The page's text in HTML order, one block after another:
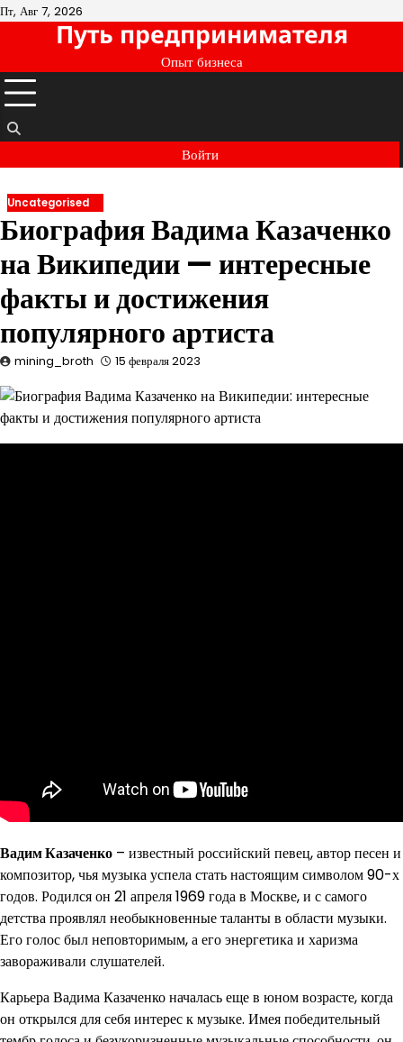
Перейти
содержимому
Пт, Авг 7, 2026
Путь предпринимателя
Опыт бизнеса
Войти
Uncategorised
Биография Вадима Казаченко
на Википедии — интересные
факты и достижения
популярного артиста
mining_broth 15 февраля 2023
Вадим Казаченко – известный российский певец, автор песен и
композитор, чья музыка успела стать настоящим символом 90-х
годов. Родился он 21 апреля 1969 года в Москве, и с самого
детства проявлял необыкновенные таланты в области музыки.
Его голос был неповторимым, а его энергетика и харизма
завораживали слушателей.
Карьера Вадима Казаченко началась еще в юном возрасте, когда
он открылся для себя интерес к музыке. Имея победительный